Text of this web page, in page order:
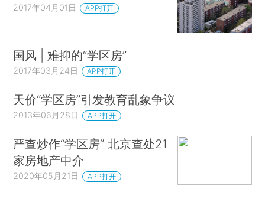
2017年04月01日 APP打开
国风 | 难抑的“学区房”
2017年03月24日 APP打开
天价“学区房”引发教育乱象争议
2013年06月28日 APP打开
严查炒作“学区房” 北京查处21
家房地产中介
2020年05月21日 APP打开